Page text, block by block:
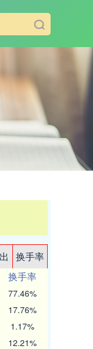
换手率
换手率
77.46%
17.76%
1.17%
12.21%